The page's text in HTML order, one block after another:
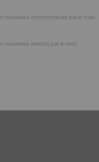
nouveaux commentaires par e-mail.
nouveaux articles par e-mail.